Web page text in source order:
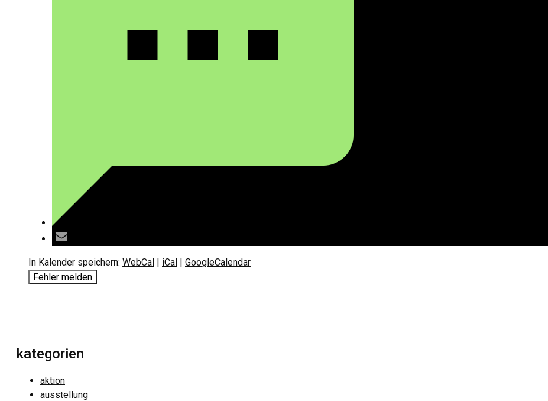
In Kalender speichern: WebCal | iCal | GoogleCalendar
Fehler melden
kategorien
aktion
ausstellung